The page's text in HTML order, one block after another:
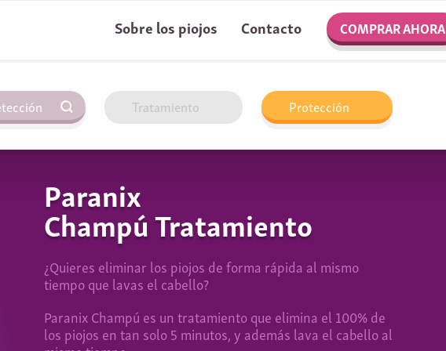
Sobre los piojos Contacto COMPRAR AHORA
Tratamiento Protección
Paranix
Champú Tratamiento
¿Quieres eliminar los piojos de forma rápida al mismo
tiempo que lavas el cabello?
Paranix Champú es un tratamiento que elimina el 100% de
los piojos en tan solo 5 minutos, y además lava el cabello al